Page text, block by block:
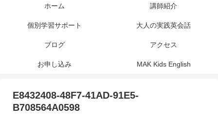
ホーム 講師紹介
個別学習サポート 大人の実践英会話
ブログ アクセス
お申し込み MAK Kids English
E8432408-48F7-41AD-91E5-
B708564A0598